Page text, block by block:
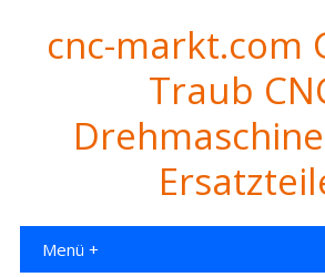
cnc-markt.com
Traub
Menü +